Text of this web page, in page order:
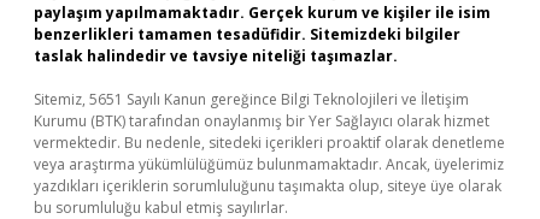
paylaşım yapılmamaktadır. Gerçek kurum ve kişiler ile isim
benzerlikleri tamamen tesadüfidir. Sitemizdeki bilgiler
taslak halindedir ve tavsiye niteliği taşımazlar.
Sitemiz, 5651 Sayılı Kanun gereğince Bilgi Teknolojileri ve İletişim
Kurumu (BTK) tarafından onaylanmış bir Yer Sağlayıcı olarak hizmet
vermektedir. Bu nedenle, sitedeki içerikleri proaktif olarak denetleme
veya araştırma yükümlülüğümüz bulunmamaktadır. Ancak, üyelerimiz
yazdıkları içeriklerin sorumluluğunu taşımakta olup, siteye üye olarak
bu sorumluluğu kabul etmiş sayılırlar.